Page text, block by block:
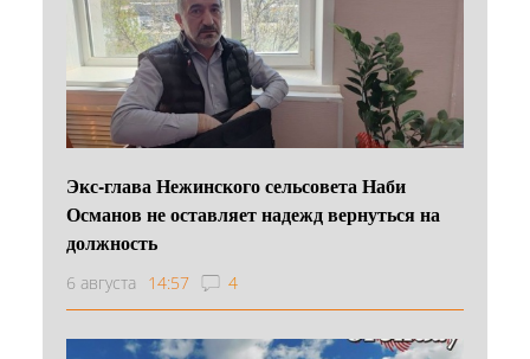
Экс-глава Нежинского сельсовета Наби
Османов не оставляет надежд вернуться на
должность
6 августа 14:57 4